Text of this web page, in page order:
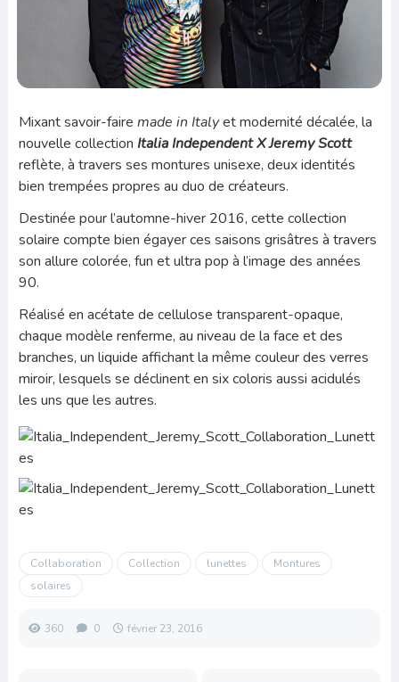
Mixant savoir-faire made in Italyet modernité décalée, la
nouvelle collection Italia Independent X Jeremy Scott
reflète, à travers ses montures unisexe, deux identités
bien trempées propres au duo de créateurs.
Destinée pour l’automne-hiver 2016, cette collection
solaire compte bien égayer ces saisons grisâtres à travers
son allure colorée, fun et ultra pop à l’image des années
90.
Réalisé en acétate de cellulose transparent-opaque,
chaque modèle renferme, au niveau de la face et des
branches, un liquide affichant la même couleur des verres
miroir, lesquels se déclinent en six coloris aussi acidulés
les uns que les autres.
Collaboration Collection lunettes
Montures
solaires
360 0 février 23, 2016